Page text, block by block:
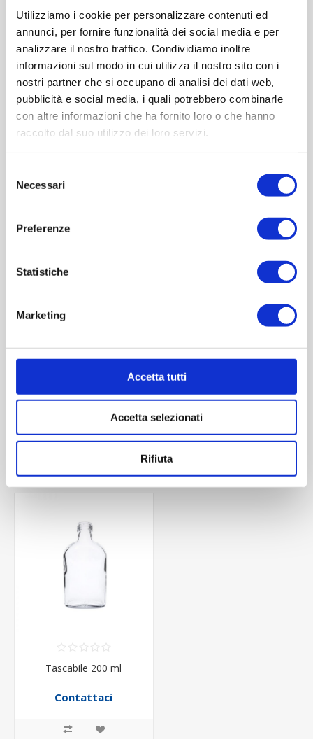
Utilizziamo i cookie per personalizzare contenuti ed
annunci, per fornire funzionalità dei social media e per
analizzare il nostro traffico. Condividiamo inoltre
informazioni sul modo in cui utilizza il nostro sito con i
nostri partner che si occupano di analisi dei dati web,
pubblicità e social media, i quali potrebbero combinarle
con altre informazioni che ha fornito loro o che hanno
raccolto dal suo utilizzo dei loro servizi.
delNecessari
Preferenze
Statistiche
Marketing
Accetta tutti
Accetta selezionati
Rifiuta
Tascabile 200 ml
Contattaci
Tascabile 100 ml
Contattaci
Fiaschetta 40 ml
Contattaci
Fiaschetta con bicchiere
Contattaci
Tascabile 200 ml
Contattaci